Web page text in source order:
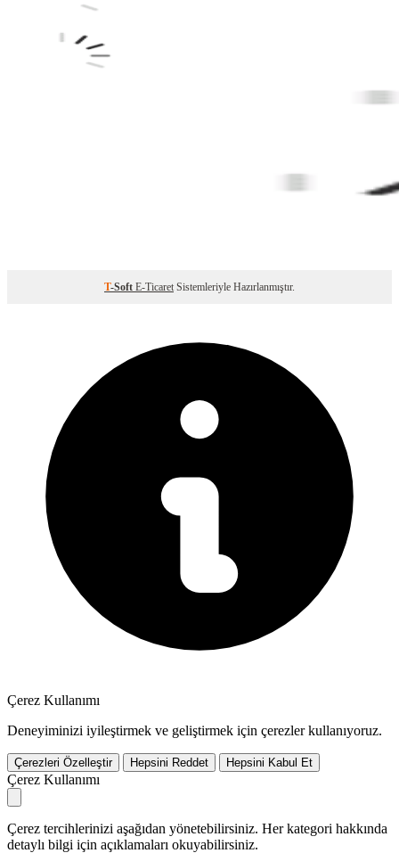
T-Soft E-Ticaret Sistemleriyle Hazırlanmıştır.
Çerez Kullanımı
Deneyiminizi iyileştirmek ve geliştirmek için çerezler kullanıyoruz.
Çerezleri Özelleştir Hepsini Reddet Hepsini Kabul Et
Çerez Kullanımı
Çerez tercihlerinizi aşağıdan yönetebilirsiniz. Her kategori hakkında
detaylı bilgi için açıklamaları okuyabilirsiniz.